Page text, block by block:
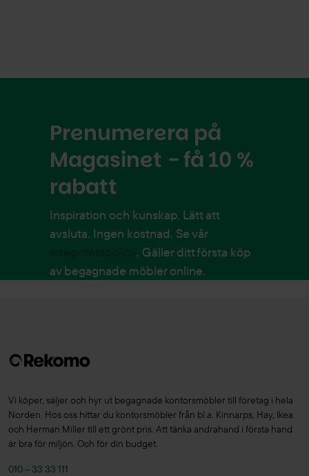
Prenumerera på
Magasinet - få 10 %
rabatt
Inspiration och kunskap. Lätt att
avsluta. Ingen kostnad. Se vår
. Gäller ditt första köp
av begagnade möbler online.
Vi köper, säljer och hyr ut begagnade kontorsmöbler till företag i hela
Norden. Hos oss hittar du kontorsmöbler från bl.a. Kinnarps, Hay, Ikea
och Herman Miller till ett grönt pris. Att tänka andrahand i första hand
är bra för miljön. Och för din budget.
010 – 33 33 111